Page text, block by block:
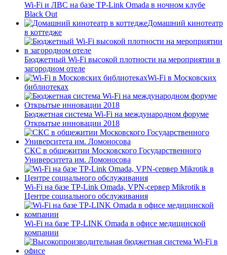
Wi-Fi и ЛВС на базе TP-Link Omada в ночном клубе
Black Out
Домашний кинотеатр
в коттедже
Бюджетный Wi-Fi высокой плотности на мероприятии в
загородном отеле
Wi-Fi в Московских
библиотеках
Бюджетная система Wi-Fi на международном форуме
Открытые инновации 2018
СКС в общежитии Московского Государственного
Университета им. Ломоносова
Wi-Fi на базе TP-Link Omada, VPN-сервер Mikrotik в
Центре социального обслуживания
Wi-Fi на базе TP-LINK Omada в офисе медицинской
компании